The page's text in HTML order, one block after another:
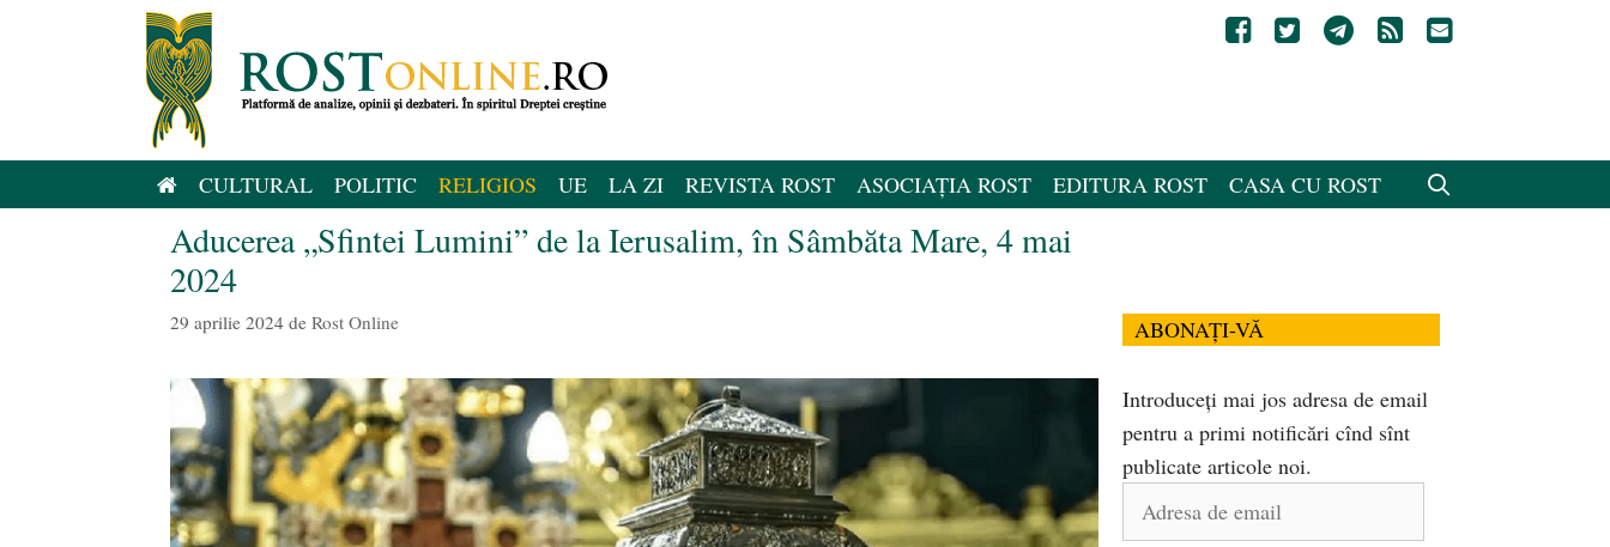
CULTURAL POLITIC RELIGIOS UE LA ZI REVISTA ROST ASOCIAȚIA ROST EDITURA ROST CASA CU ROST
Aducerea „Sfintei Lumini” de la Ierusalim, în Sâmbăta Mare, 4 mai
2024
29 aprilie 2024 de Rost Online ABONAȚI-VĂ
Introduceți mai jos adresa de email
pentru a primi notificări cînd sînt
publicate articole noi.
Adresa